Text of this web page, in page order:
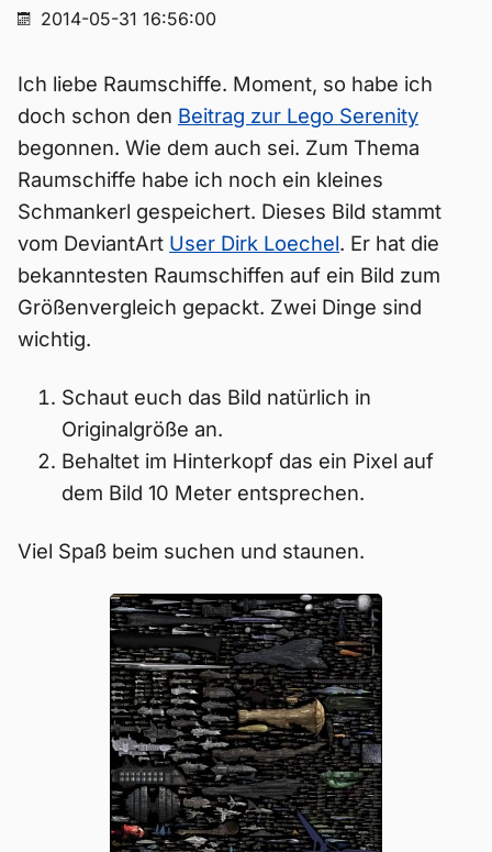
2014-05-31 16:56:00
Ich liebe Raumschiffe. Moment, so habe ich
doch schon den Beitrag zur Lego Serenity
begonnen. Wie dem auch sei. Zum Thema
Raumschiffe habe ich noch ein kleines
Schmankerl gespeichert. Dieses Bild stammt
vom DeviantArt User Dirk Loechel. Er hat die
bekanntesten Raumschiffen auf ein Bild zum
Größenvergleich gepackt. Zwei Dinge sind
wichtig.
Schaut euch das Bild natürlich in
Originalgröße an.
Behaltet im Hinterkopf das ein Pixel auf
dem Bild 10 Meter entsprechen.
Viel Spaß beim suchen und staunen.